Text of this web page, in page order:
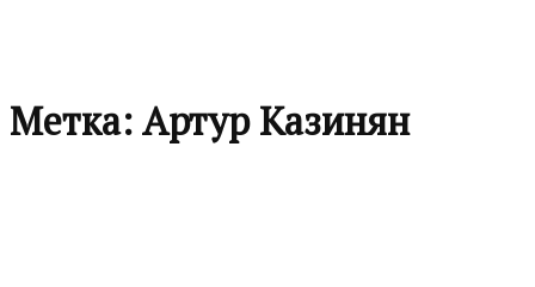
Метка:Артур Казинян